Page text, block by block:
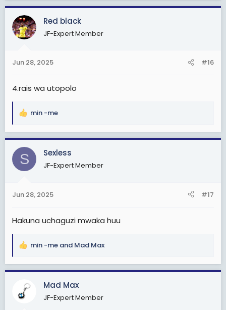
a
c
t
i
s
Red black
JF-Expert Member
Jun 28, 2025 #16
4.rais wa utopolo
R
a
c
i
s
min -me
S Sexless
JF-Expert Member
Jun 28, 2025 #17
Hakuna uchaguzi mwaka huu
R
a
i
min -me and Mad Max
Mad Max
JF-Expert Member